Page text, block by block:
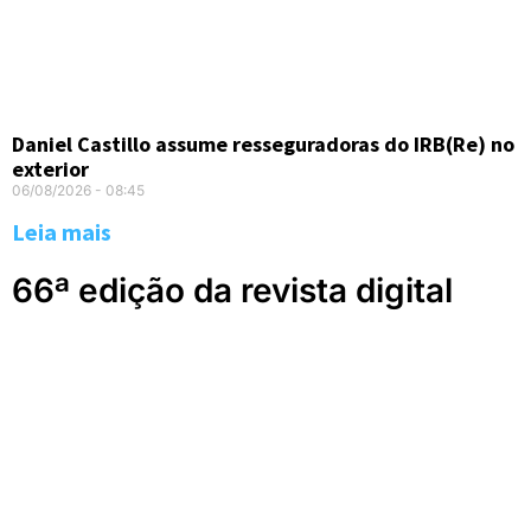
Daniel Castillo assume resseguradoras do IRB(Re) no
exterior
06/08/2026 08:45
Leia mais
66ª edição da revista digital